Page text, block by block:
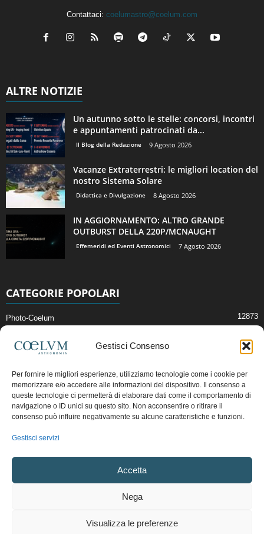
Gestisci Consenso
Per fornire le migliori esperienze, utilizziamo tecnologie come i cookie per
memorizzare e/o accedere alle informazioni del dispositivo. Il consenso a
queste tecnologie ci permetterà di elaborare dati come il comportamento di
navigazione o ID unici su questo sito. Non acconsentire o ritirare il
consenso può influire negativamente su alcune caratteristiche e funzioni.
Gestisci servizi
Accetta
Nega
Visualizza le preferenze
Contattaci: coelumastro@coelum.com
ALTRE NOTIZIE
Un autunno sotto le stelle: concorsi, incontri
e appuntamenti patrocinati da...
Il Blog della Redazione 9 Agosto 2026
Vacanze Extraterrestri: le migliori location del
nostro Sistema Solare
Didattica e Divulgazione 8 Agosto 2026
IN AGGIORNAMENTO: ALTRO GRANDE
OUTBURST DELLA 220P/MCNAUGHT
Effemeridi ed Eventi Astronomici 7 Agosto 2026
CATEGORIE POPOLARI
Photo-Coelum 12873
News di Astronomia 2412
Cielo del Mese
Astronomia, Astrofisica e Cosmologia
Articoli e Risorse On-Line
Copyright © 1997 - 2024 vietata la riproduzione.
Termini e Condizioni di Vendita